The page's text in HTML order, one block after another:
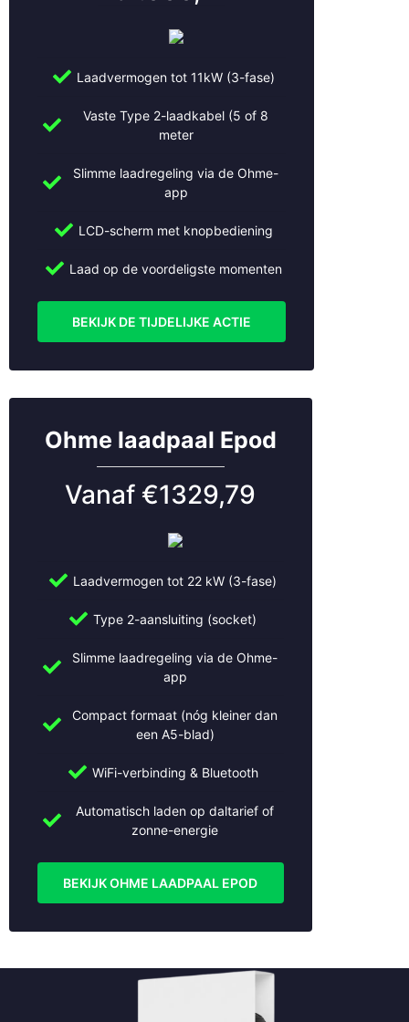
Laadvermogen tot 11kW (3-fase)
Vaste Type 2-laadkabel (5 of 8
meter
Slimme laadregeling via de Ohme-
app
LCD-scherm met knopbediening
Laad op de voordeligste momenten
BEKIJK DE TIJDELIJKE ACTIE
Ohme laadpaal Epod
Vanaf €1329,79
Laadvermogen tot 22 kW (3-fase)
Type 2-aansluiting (socket)
Slimme laadregeling via de Ohme-
app
Compact formaat (nóg kleiner dan
een A5-blad)
WiFi-verbinding & Bluetooth
Automatisch laden op daltarief of
zonne-energie
BEKIJK OHME LAADPAAL EPOD